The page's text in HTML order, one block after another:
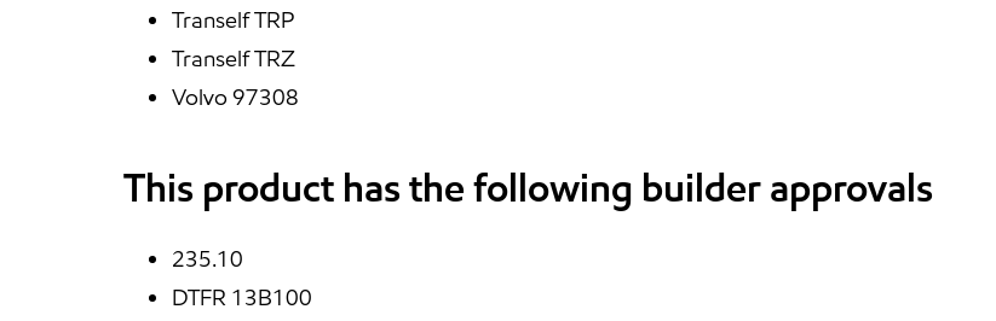
Tranself TRP
Tranself TRZ
Volvo 97308
This product has the following builder approvals
235.10
DTFR 13B100